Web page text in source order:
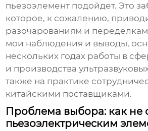
пьезоэлемент подойдет. Это
которое, к сожалению,
разочарованиям и переделкам.
мои наблюдения и выводы,
нескольких годах работы в
и производства
также на практике
китайскими поставщиками.
Проблема выбора: как не
пьезоэлектрическим